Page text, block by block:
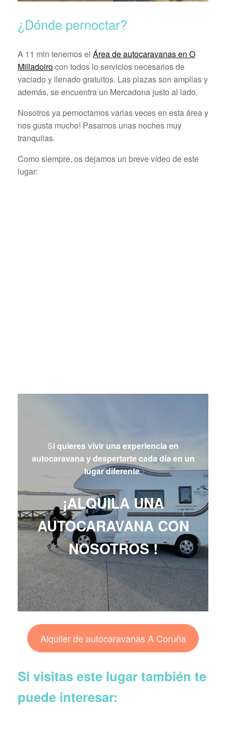
¿Dónde pernoctar?
A 11 min tenemos el Área de autocaravanas en O
Milladoirocon todos lo servicios necesarios de
vaciado y llenado gratuitos. Las plazas son amplias y
además, se encuentra un Mercadona justo al lado.
Nosotros ya pernoctamos varias veces en esta área y
nos gusta mucho! Pasamos unas noches muy
tranquilas.
Como siempre, os dejamos un breve vídeo de este
lugar:
Si quieres vivir una experiencia en
autocaravana y despertarte cada día en un
lugar diferente.
¡ALQUILA UNA
AUTOCARAVANA CON
NOSOTROS !
Alquiler de autocaravanas A Coruña
Si visitas este lugar también te
puede interesar: